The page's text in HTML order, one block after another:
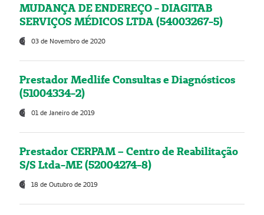
MUDANÇA DE ENDEREÇO - DIAGITAB
SERVIÇOS MÉDICOS LTDA (54003267-5)
03 de Novembro de 2020
Prestador Medlife Consultas e Diagnósticos
(51004334-2)
01 de Janeiro de 2019
Prestador CERPAM – Centro de Reabilitação
S/S Ltda-ME (52004274-8)
18 de Outubro de 2019